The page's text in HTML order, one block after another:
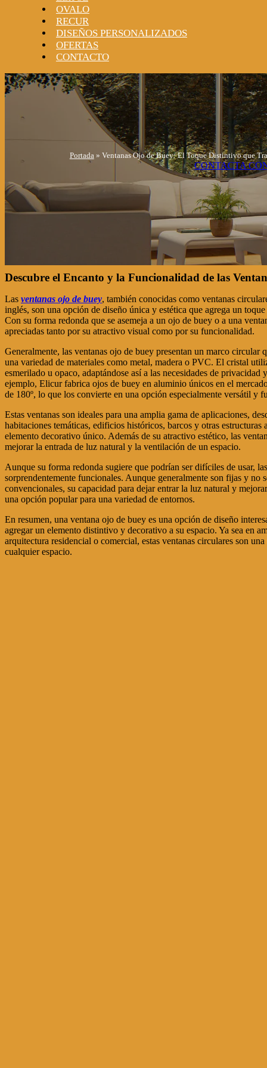
OVALO
RECUR
DISEÑOS PERSONALIZADOS
OFERTAS
CONTACTO
Portada» Ventanas Ojo de Buey: El Toque Distintivo que
CONTACTA
Descubre el Encanto y la Funcionalidad de las
Las ventanas ojo de buey, también conocidas como ventanas
inglés, son una opción de diseño única y estética que agrega un
Con su forma redonda que se asemeja a un ojo de buey o a una
apreciadas tanto por su atractivo visual como por su funcionalidad.
Generalmente, las ventanas ojo de buey presentan un marco circular
una variedad de materiales como metal, madera o PVC. El cristal
esmerilado u opaco, adaptándose así a las necesidades de privacidad
ejemplo, Elicur fabrica ojos de buey en aluminio únicos en el
de 180º, lo que los convierte en una opción especialmente versátil y
Estas ventanas son ideales para una amplia gama de aplicaciones,
habitaciones temáticas, edificios históricos, barcos y otras estructuras
elemento decorativo único. Además de su atractivo estético, las
mejorar la entrada de luz natural y la ventilación de un espacio.
Aunque su forma redonda sugiere que podrían ser difíciles de usar,
sorprendentemente funcionales. Aunque generalmente son fijas y no
convencionales, su capacidad para dejar entrar la luz natural y
una opción popular para una variedad de entornos.
En resumen, una ventana ojo de buey es una opción de diseño
agregar un elemento distintivo y decorativo a su espacio. Ya sea en
arquitectura residencial o comercial, estas ventanas circulares son
cualquier espacio.